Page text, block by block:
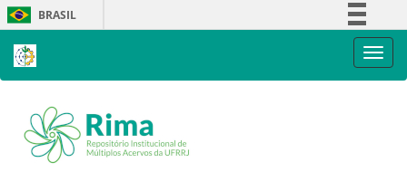
Skip
navigation
BRASIL